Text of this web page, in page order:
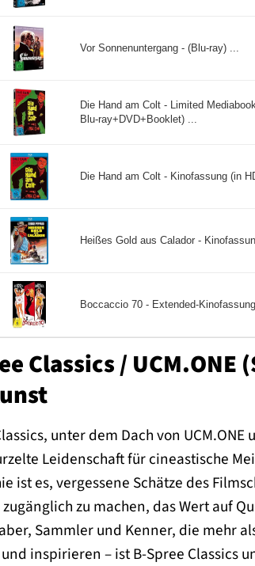
Vor Sonnenuntergang - (Blu-ray) ...
Die Hand am Colt - Limited
Blu-ray+DVD+Booklet) ...
Die Hand am Colt - Kinofassung (in
Heißes Gold aus Calador -
Boccaccio 70 - Extended-
Classics /
unter dem Dach von
Leidenschaft für cineastische
ist es, vergessene Schätze des
zu machen, das Wert auf
Sammler und Kenner, die mehr
inspirieren – ist B-Spree Classics